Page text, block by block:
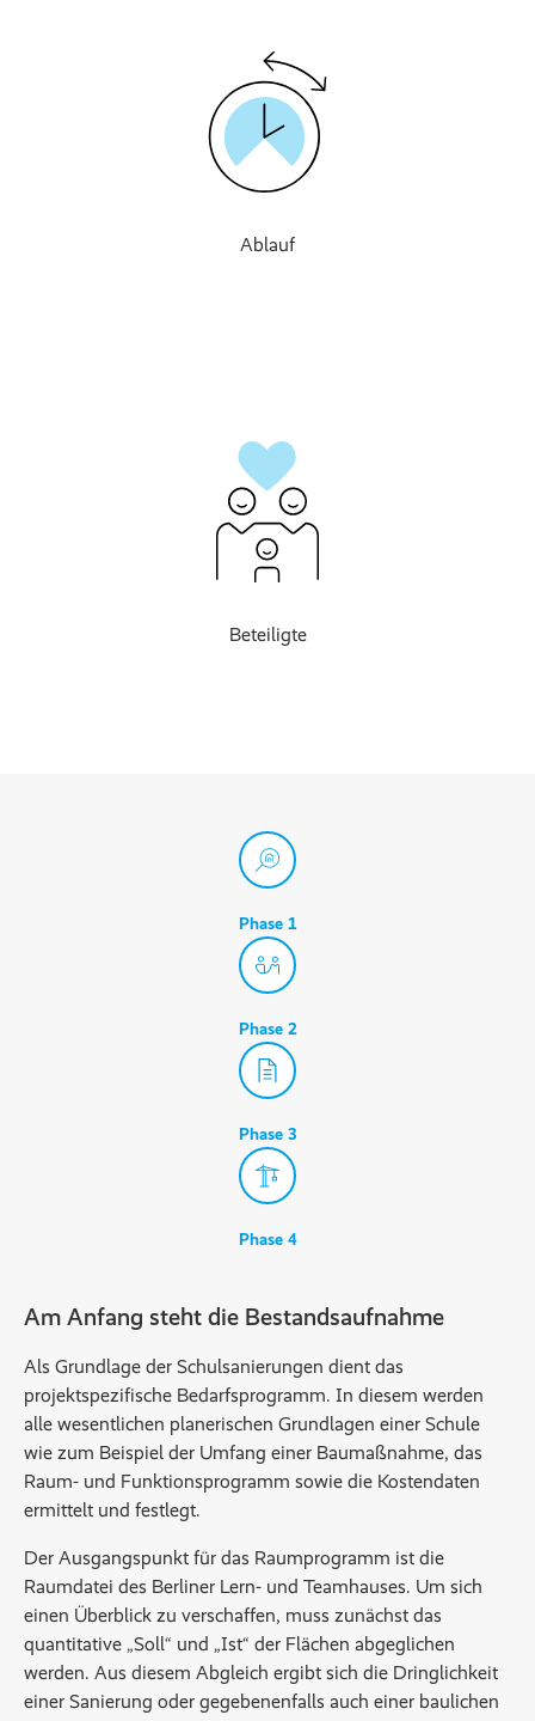
Ablauf
Beteiligte
Phase 1
Phase 2
Phase 3
Phase 4
Am Anfang steht die Bestandsaufnahme
Als Grundlage der Schulsanierungen dient das
projektspezifische Bedarfsprogramm. In diesem werden
alle wesentlichen planerischen Grundlagen einer Schule
wie zum Beispiel der Umfang einer Baumaßnahme, das
Raum- und Funktionsprogramm sowie die Kostendaten
ermittelt und festlegt.
Der Ausgangspunkt für das Raumprogramm ist die
Raumdatei des Berliner Lern- und Teamhauses. Um sich
einen Überblick zu verschaffen, muss zunächst das
quantitative „Soll“ und „Ist“ der Flächen abgeglichen
werden. Aus diesem Abgleich ergibt sich die Dringlichkeit
einer Sanierung oder gegebenenfalls auch einer baulichen